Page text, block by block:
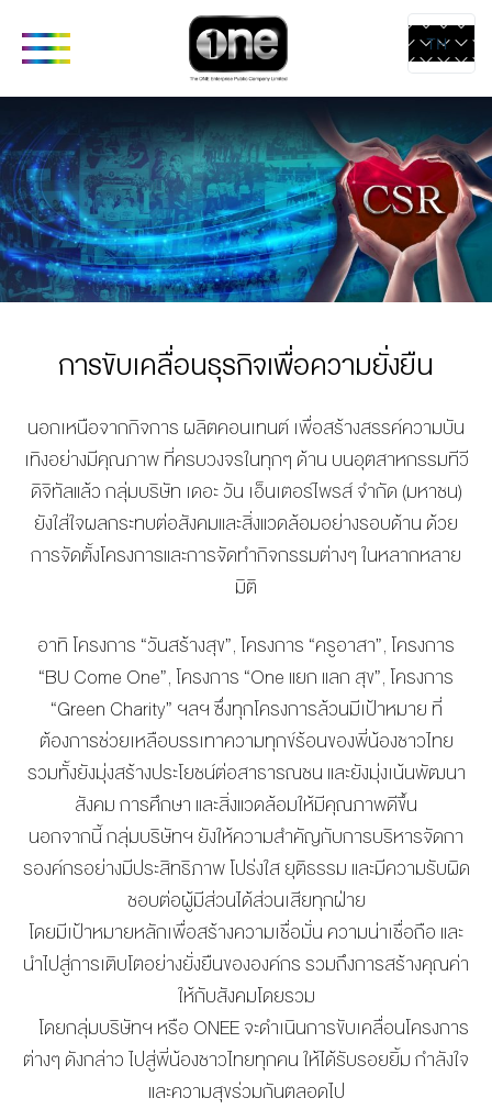
TH
EN
ABOUT
CORPORATE
COMPANY’S
BUSINESS
MISSION
COMPANY
BACKGROUND
LETTER FROM
GROUP CEO
BOARD OF
DIRECTORS
MANAGEMENT
ORGANIZATION
CHART
AWARDS
COMPANIES
one31
GMM TV
GMM MEDIA
GMM
STUDIOS
EXACT
SCENARIO
ACTS
STUDIO
PRODUCTS
SERVICES
LIVE &
RENTAL
ARTIST
การขับเคลื่อนธุรกิจเพื่อความยั่งยืน
นอกเหนือจากกิจการ ผลิตคอนเทนต์ เพื่อสร้างสรรค์ความบัน
เทิงอย่างมีคุณภาพ ที่ครบวงจรในทุกๆ ด้าน บนอุตสาหกรรมทีวี
ดิจิทัลแล้ว กลุ่มบริษัท เดอะ วัน เอ็นเตอร์ไพรส์ จำกัด (มหาชน)
ยังใส่ใจผลกระทบต่อสังคมและสิ่งแวดล้อมอย่างรอบด้าน ด้วย
การจัดตั้งโครงการและการจัดทำกิจกรรมต่างๆ ในหลากหลาย
มิติ
อาทิ โครงการ “วันสร้างสุข”, โครงการ “ครูอาสา”, โครงการ
“BU Come One”, โครงการ “One แยก แลก สุข”, โครงการ
“Green Charity” ฯลฯ ซึ่งทุกโครงการล้วนมีเป้าหมาย ที่
ต้องการช่วยเหลือบรรเทาความทุกข์ร้อนของพี่น้องชาวไทย
รวมทั้งยังมุ่งสร้างประโยชน์ต่อสาธารณชน และยังมุ่งเน้นพัฒนา
สังคม การศึกษา และสิ่งแวดล้อมให้มีคุณภาพดีขึ้น
นอกจากนี้ กลุ่มบริษัทฯ ยังให้ความสำคัญกับการบริหารจัดกา
รองค์กรอย่างมีประสิทธิภาพ โปร่งใส ยุติธรรม และมีความรับผิด
ชอบต่อผู้มีส่วนได้ส่วนเสียทุกฝ่าย
โดยมีเป้าหมายหลักเพื่อสร้างความเชื่อมั่น ความน่าเชื่อถือ และ
นำไปสู่การเติบโตอย่างยั่งยืนขององค์กร รวมถึงการสร้างคุณค่า
ให้กับสังคมโดยรวม
โดยกลุ่มบริษัทฯ หรือ ONEEจะดำเนินการขับเคลื่อนโครงการ
ต่างๆ ดังกล่าว ไปสู่พี่น้องชาวไทยทุกคน ให้ได้รับรอยยิ้ม กำลังใจ
และความสุขร่วมกันตลอดไป